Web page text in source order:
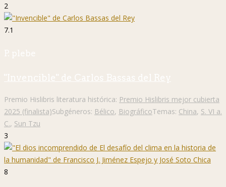
2
7.1
P. plebe
"Invencible" de Carlos Bassas del Rey
Premio Hislibris literatura histórica: Premio Hislibris mejor cubierta
2025 (finalista)Subgéneros: Bélico, BiográficoTemas: China, S. VI a.
C., Sun Tzu
3
8